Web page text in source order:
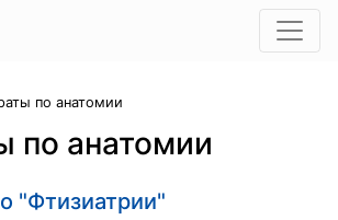
по анатомии
по анатомии
"Фтизиатрии"